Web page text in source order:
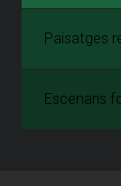
Paisatges
Escenaris